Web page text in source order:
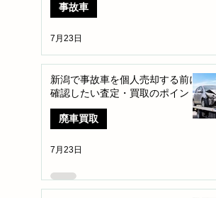
事故車
7月23日
新潟で事故車を個人売却する前に
確認したい査定・買取のポイント
廃車買取
7月23日